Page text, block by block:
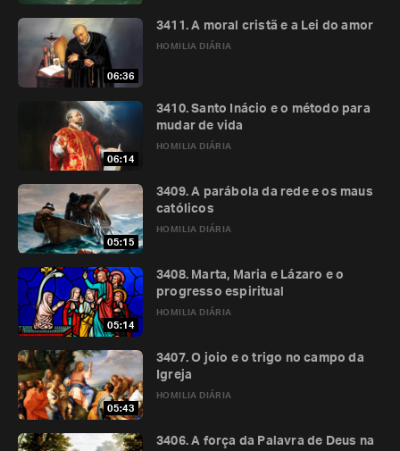
06:36
HOMILIA DIÁRIA
3411. A moral cristã e a Lei do amor
06:14
HOMILIA DIÁRIA
3410. Santo Inácio e o método para
mudar de vida
05:15
HOMILIA DIÁRIA
3409. A parábola da rede e os maus
católicos
05:14
HOMILIA DIÁRIA
3408. Marta, Maria e Lázaro e o
progresso espiritual
05:43
HOMILIA DIÁRIA
3407. O joio e o trigo no campo da
Igreja
3406. A força da Palavra de Deus na